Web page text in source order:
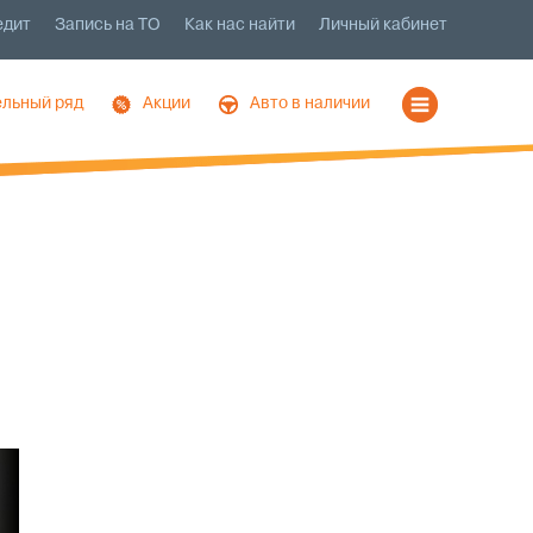
Личный кабинет
Как нас найти
Запись на ТО
Авто в наличии
Акции
ряд